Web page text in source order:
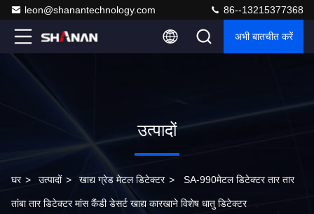
leon@shanantechnology.com 86--13215377368
अभी बातचीत करें
उत्पादों
घर > उत्पादों > खाद्य ग्रेड मेटल डिटेक्टर > SA-990मेटल डिटेक्टर तार तार
तांबा तार डिटेक्टर मांस कैंडी डेसर्ट खाद्य कारखाने विशेष धातु डिटेक्टर